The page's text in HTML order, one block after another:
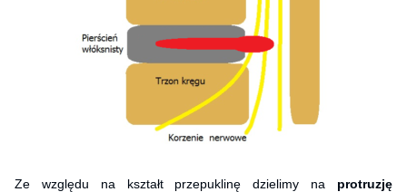
Ze względu na kształt przepuklinę dzielimy na protruzję